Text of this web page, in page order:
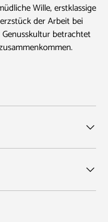
Wille, erstklassige
der Arbeit bei
betrachtet